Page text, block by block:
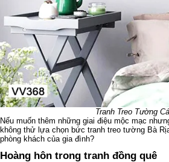
Tranh Treo Tường
Nếu muốn thêm những giai điệu mộc mạc
không thử lựa chọn bức tranh treo tường Bà
phòng khách của gia đình?
Hoàng hôn trong tranh đồng quê